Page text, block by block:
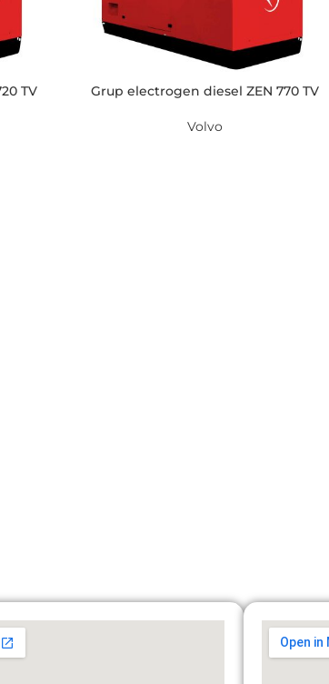
TV Grup electrogen diesel ZEN 770 TV
Volvo